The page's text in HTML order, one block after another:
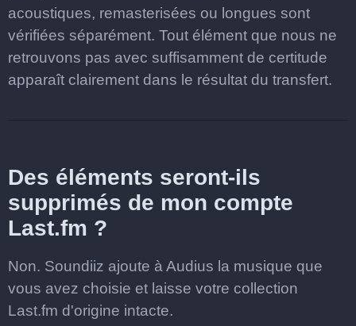
acoustiques, remasterisées ou longues sont
vérifiées séparément. Tout élément que nous ne
retrouvons pas avec suffisamment de certitude
apparaît clairement dans le résultat du transfert.
Des éléments seront-ils
supprimés de mon compte
Last.fm ?
Non. Soundiiz ajoute à Audius la musique que
vous avez choisie et laisse votre collection
Last.fm d'origine intacte.